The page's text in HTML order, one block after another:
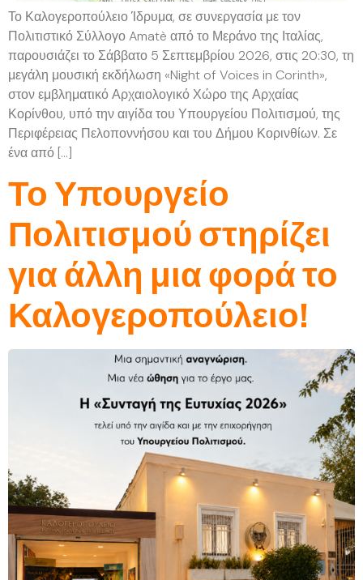
Το Καλογεροπούλειο Ίδρυμα, σε συνεργασία με τον
Πολιτιστικό Σύλλογο Amatè από το Μεράνο της Ιταλίας,
παρουσιάζει το Σάββατο 5 Σεπτεμβρίου 2026, στις 20:30, τη
μεγάλη μουσική εκδήλωση «Night of Voices in Corinth»,
στον εμβληματικό Αρχαιολογικό Χώρο της Αρχαίας
Κορίνθου, υπό την αιγίδα του Υπουργείου Πολιτισμού, της
Περιφέρειας Πελοποννήσου και του Δήμου Κορινθίων. Σε
ένα από […]
Το Υπουργείο
Πολιτισμού στηρίζει
για άλλη μια φορά το
Καλογεροπούλειο!